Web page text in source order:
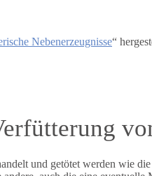
Nebenerzeugnisse“
und getötet werden wie